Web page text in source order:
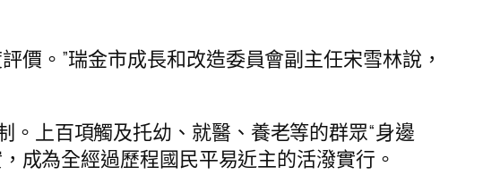
價。”瑞金市成長和改造委員會副主任宋雪林說，
上百項觸及托幼、就醫、養老等的群眾“身邊
成為全經過歷程國民平易近主的活潑實行。